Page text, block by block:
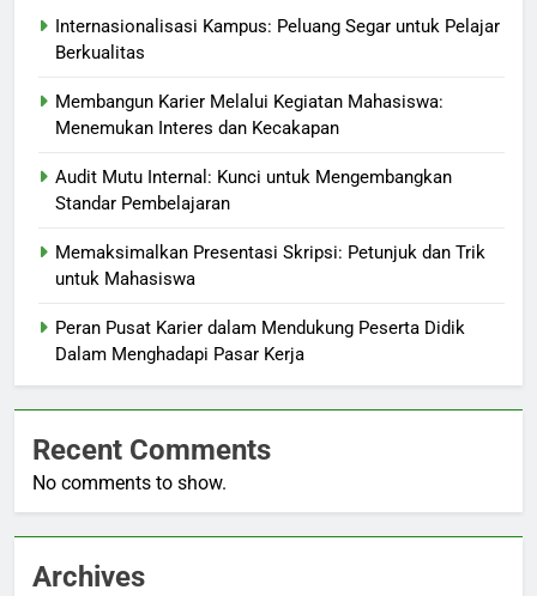
Internasionalisasi Kampus: Peluang Segar untuk Pelajar
Berkualitas
Membangun Karier Melalui Kegiatan Mahasiswa:
Menemukan Interes dan Kecakapan
Audit Mutu Internal: Kunci untuk Mengembangkan
Standar Pembelajaran
Memaksimalkan Presentasi Skripsi: Petunjuk dan Trik
untuk Mahasiswa
Peran Pusat Karier dalam Mendukung Peserta Didik
Dalam Menghadapi Pasar Kerja
Recent Comments
No comments to show.
Archives